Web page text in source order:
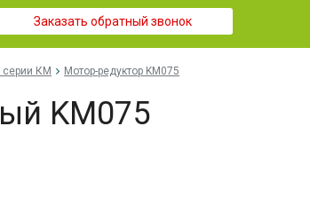
Заказать обратный звонок
серии КМ Мотор-редуктор KM075
KM075